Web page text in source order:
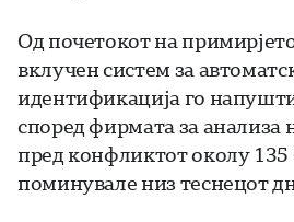
Од почетокот на
вклучен систем за
идентификација го
според фирмата за анализа
пред конфликтот околу 135
поминувале низ теснецот